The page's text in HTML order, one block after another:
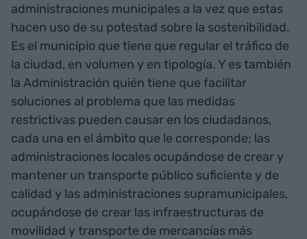
administraciones municipales a la vez que estas
hacen uso de su potestad sobre la sostenibilidad.
Es el municipio que tiene que regular el tráfico de
la ciudad, en volumen y en tipología. Y es también
la Administración quién tiene que facilitar
soluciones al problema que las medidas
restrictivas pueden causar en los ciudadanos,
cada una en el ámbito que le corresponde; las
administraciones locales ocupándose de crear y
mantener un transporte público suficiente y de
calidad y las administraciones supramunicipales,
ocupándose de crear las infraestructuras de
movilidad y transporte de mercancías más